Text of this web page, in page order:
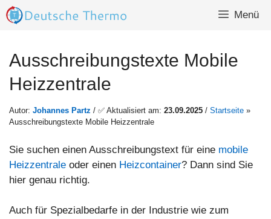
Zum
Inhalt
Menü
Ausschreibungstexte Mobile
Heizzentrale
Autor: Johannes Partz / ✅ Aktualisiert am: 23.09.2025 / Startseite »
Ausschreibungstexte Mobile Heizzentrale
Sie suchen einen Ausschreibungstext für eine mobile
Heizzentrale oder einen Heizcontainer? Dann sind Sie
hier genau richtig.
Auch für Spezialbedarfe in der Industrie wie zum